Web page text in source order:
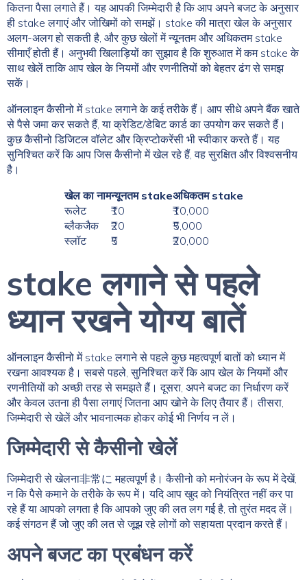
कितना पैसा लगाते हैं। यह आपकी जिम्मेदारी है कि आप अपने बजट के अनुसार
ही stake लगाएं और जोखिमों को समझें। stake की मात्रा खेल के अनुसार
अलग-अलग हो सकती है, और कुछ खेलों में न्यूनतम और अधिकतम stake
सीमाएँ होती हैं। अनुभवी खिलाड़ियों का सुझाव है कि शुरुआत में कम stake के
साथ खेलें ताकि आप खेल के नियमों और रणनीतियों को बेहतर ढंग से समझ
सकें।
ऑनलाइन कैसीनो में stake लगाने के कई तरीके हैं। आप सीधे अपने बैंक खाते
से पैसे जमा कर सकते हैं, या क्रेडिट/डेबिट कार्ड का उपयोग कर सकते हैं।
कुछ कैसीनो डिजिटल वॉलेट और क्रिप्टोकरेंसी भी स्वीकार करते हैं। यह
सुनिश्चित करें कि आप जिस कैसीनो में खेल रहे हैं, वह सुरक्षित और विश्वसनीय
है।
खेल का नामन्यूनतम stakeअधिकतम stake
रूलेट
₹10
₹10,000
ब्लैकजैक
₹20
₹5,000
स्लॉट
₹5 ₹20,000
stake लगाने से पहले
ध्यान रखने योग्य बातें
ऑनलाइन कैसीनो में stake लगाने से पहले कुछ महत्वपूर्ण बातों को ध्यान में
रखना आवश्यक है। सबसे पहले, सुनिश्चित करें कि आप खेल के नियमों और
रणनीतियों को अच्छी तरह से समझते हैं। दूसरा, अपने बजट का निर्धारण करें
और केवल उतना ही पैसा लगाएं जितना आप खोने के लिए तैयार हैं। तीसरा,
जिम्मेदारी से खेलें और भावनात्मक होकर कोई भी निर्णय न लें।
जिम्मेदारी से कैसीनो खेलें
जिम्मेदारी से खेलना非常に महत्वपूर्ण है। कैसीनो को मनोरंजन के रूप में देखें,
न कि पैसे कमाने के तरीके के रूप में। यदि आप खुद को नियंत्रित नहीं कर पा
रहे हैं या आपको लगता है कि आपको जुए की लत लग गई है, तो तुरंत मदद लें।
कई संगठन हैं जो जुए की लत से जूझ रहे लोगों को सहायता प्रदान करते हैं।
अपने बजट का प्रबंधन करें